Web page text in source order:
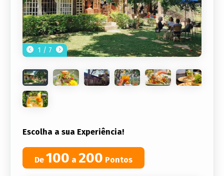
1 / 7
Escolha a sua Experiência!
De 100 a 200 Pontos